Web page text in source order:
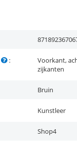
:
Voorkant,
zijkanten
Bruin
Kunstleer
Shop4